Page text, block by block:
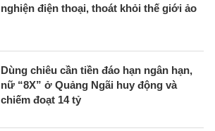
nghiện điện thoại, thoát khỏi thế giới ảo
Dùng chiêu cần tiền đáo hạn ngân hạn,
nữ “8X” ở Quảng Ngãi huy động và
chiếm đoạt 14 tỷ